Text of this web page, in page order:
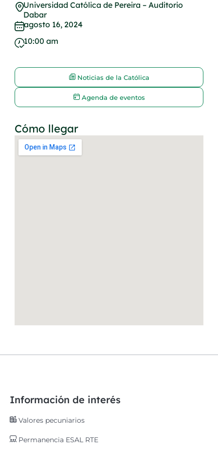
Universidad Católica de Pereira – Auditorio
Dabar
agosto 16, 2024
10:00 am
Noticias de la Católica
Agenda de eventos
Cómo llegar
Información de interés
Valores pecuniarios
Permanencia ESAL RTE